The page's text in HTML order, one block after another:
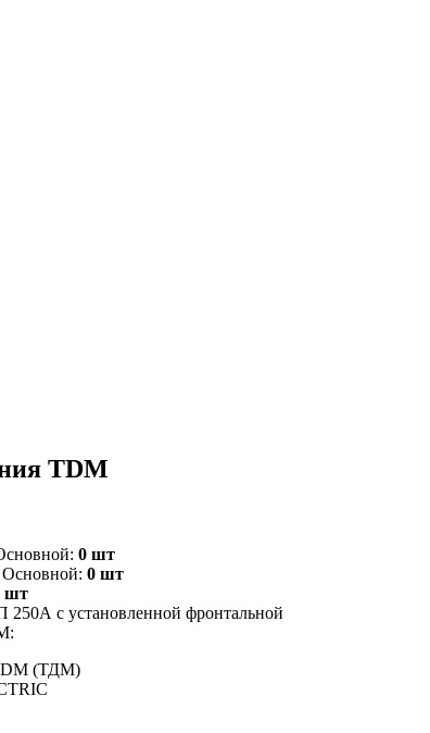
TDM
0 шт
0 шт
шт
с установленной фронтальной
(ТДМ)